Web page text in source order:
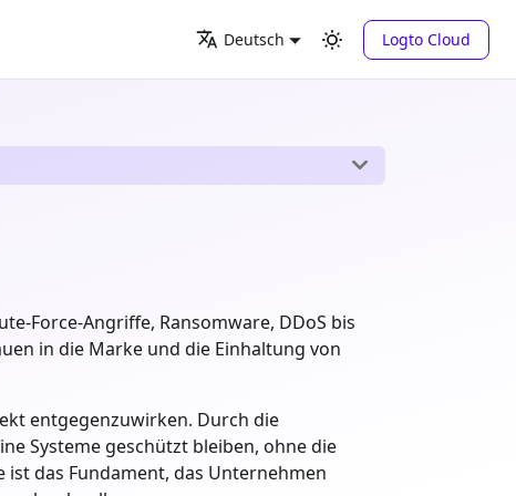
Deutsch Logto Cloud
Force-Angriffe, Ransomware, DDoS bis
in die Marke und die Einhaltung von
entgegenzuwirken. Durch die
Systeme geschützt bleiben, ohne die
das Fundament, das Unternehmen